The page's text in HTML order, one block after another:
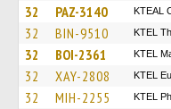
32 PAZ-3140 KTEAL
32 BIN-9510 KTEL
32 BOI-2361 ΚΤΕL
32 XAY-2808 ΚΤΕL
32 MIH-2255 ΚΤΕL